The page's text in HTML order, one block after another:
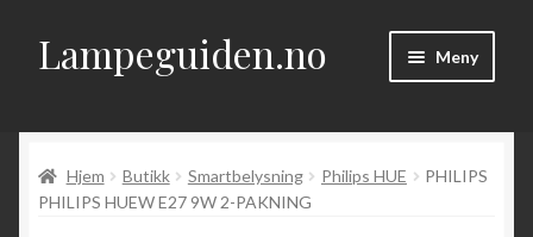
Hopp
til
Hopp
til
Lampeguiden.no Meny
OmHjem Butikk Smartbelysning Philips HUE
PHILIPS
PHILIPS HUEW E27 9W 2-PAKNING